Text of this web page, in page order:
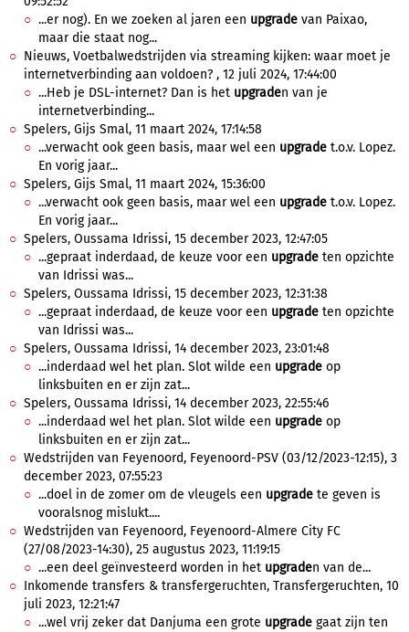
...er nog). En we zoeken al jaren een upgrade van Paixao,
maar die staat nog...
Nieuws, Voetbalwedstrijden via streaming kijken: waar moet je
internetverbinding aan voldoen? , 12 juli 2024, 17:44:00
...Heb je DSL-internet? Dan is het upgraden van je
internetverbinding...
Spelers, Gijs Smal, 11 maart 2024, 17:14:58
...verwacht ook geen basis, maar wel een upgrade t.o.v. Lopez.
En vorig jaar...
Spelers, Gijs Smal, 11 maart 2024, 15:36:00
...verwacht ook geen basis, maar wel een upgrade t.o.v. Lopez.
En vorig jaar...
Spelers, Oussama Idrissi, 15 december 2023, 12:47:05
...gepraat inderdaad, de keuze voor een upgrade ten opzichte
van Idrissi was...
Spelers, Oussama Idrissi, 15 december 2023, 12:31:38
...gepraat inderdaad, de keuze voor een upgrade ten opzichte
van Idrissi was...
Spelers, Oussama Idrissi, 14 december 2023, 23:01:48
...inderdaad wel het plan. Slot wilde een upgrade op
linksbuiten en er zijn zat...
Spelers, Oussama Idrissi, 14 december 2023, 22:55:46
...inderdaad wel het plan. Slot wilde een upgrade op
linksbuiten en er zijn zat...
Wedstrijden van Feyenoord, Feyenoord-PSV (03/12/2023-12:15), 3
december 2023, 07:55:23
...doel in de zomer om de vleugels een upgrade te geven is
vooralsnog mislukt....
Wedstrijden van Feyenoord, Feyenoord-Almere City FC
(27/08/2023-14:30), 25 augustus 2023, 11:19:15
...een deel geïnvesteerd worden in het upgraden van de...
Inkomende transfers & transfergeruchten, Transfergeruchten, 10
juli 2023, 12:21:47
...wel vrij zeker dat Danjuma een grote upgrade gaat zijn ten